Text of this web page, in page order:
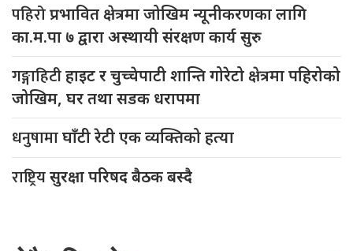
पहिरोप्रभावित क्षेत्रमा जोखिम न्यूनीकरणका लागि
का.म.पा ७ द्वारा अस्थायी संरक्षण कार्य सुरु
गङ्गाहिटीहाइट र चुच्चेपाटी शान्ति गोरेटो क्षेत्रमा पहिरोको
जोखिम, घर तथा सडक धरापमा
धनुषामाघाँटी रेटी एक व्यक्तिको हत्या
राष्ट्रियसुरक्षा परिषद बैठक बस्दै